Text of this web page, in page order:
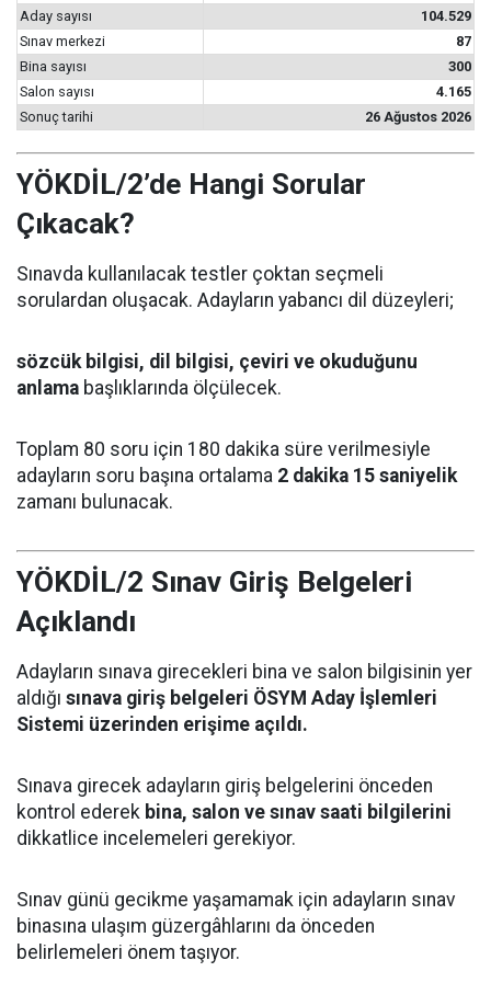
Aday sayısı
104.529
Sınav merkezi
87
Bina sayısı
300
Salon sayısı
4.165
Sonuç tarihi
26 Ağustos 2026
YÖKDİL/2’de Hangi Sorular
Çıkacak?
Sınavda kullanılacak testler çoktan seçmeli
sorulardan oluşacak. Adayların yabancı dil düzeyleri;
sözcük bilgisi, dil bilgisi, çeviri ve okuduğunu
anlama başlıklarında ölçülecek.
Toplam 80 soru için 180 dakika süre verilmesiyle
adayların soru başına ortalama 2 dakika 15 saniyelik
zamanı bulunacak.
YÖKDİL/2 Sınav Giriş Belgeleri
Açıklandı
Adayların sınava girecekleri bina ve salon bilgisinin yer
aldığı sınava giriş belgeleri ÖSYM Aday İşlemleri
Sistemi üzerinden erişime açıldı.
Sınava girecek adayların giriş belgelerini önceden
kontrol ederek bina, salon ve sınav saati bilgilerini
dikkatlice incelemeleri gerekiyor.
Sınav günü gecikme yaşamamak için adayların sınav
binasına ulaşım güzergâhlarını da önceden
belirlemeleri önem taşıyor.